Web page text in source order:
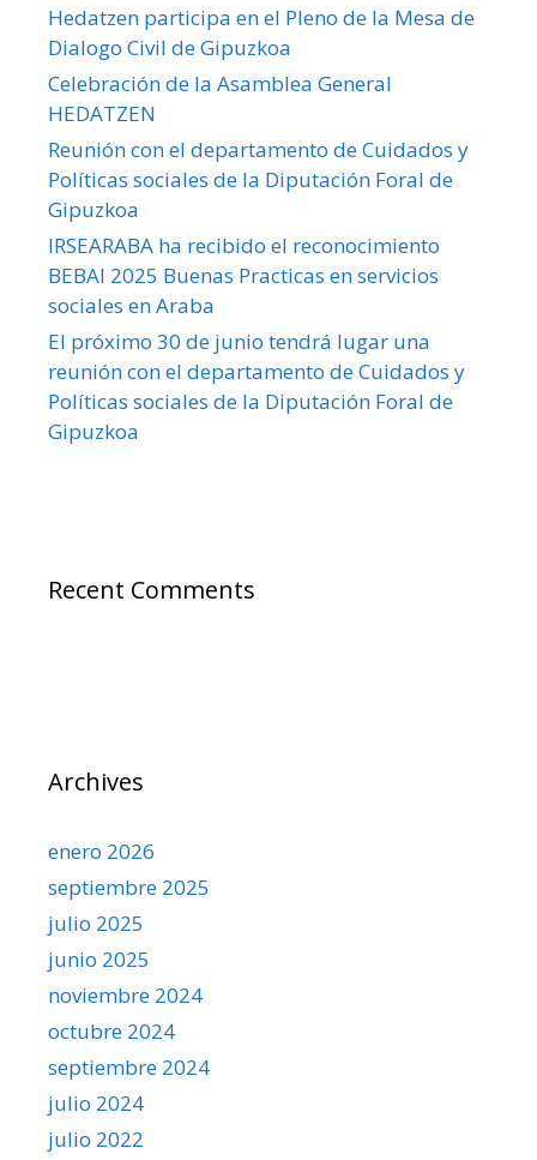
Hedatzen participa en el Pleno de la Mesa de
Dialogo Civil de Gipuzkoa
Celebración de la Asamblea General
HEDATZEN
Reunión con el departamento de Cuidados y
Políticas sociales de la Diputación Foral de
Gipuzkoa
IRSEARABA ha recibido el reconocimiento
BEBAI 2025 Buenas Practicas en servicios
sociales en Araba
El próximo 30 de junio tendrá lugar una
reunión con el departamento de Cuidados y
Políticas sociales de la Diputación Foral de
Gipuzkoa
Recent Comments
Archives
enero 2026
septiembre 2025
julio 2025
junio 2025
noviembre 2024
octubre 2024
septiembre 2024
julio 2024
julio 2022